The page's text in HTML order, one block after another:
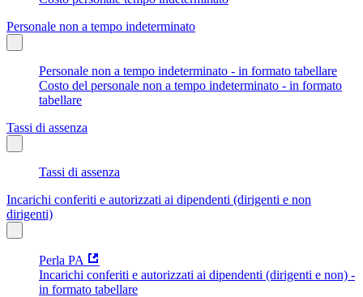
Personale non a tempo indeterminato
Personale non a tempo indeterminato - in formato tabellare
Costo del personale non a tempo indeterminato - in formato
tabellare
Tassi di assenza
Tassi di assenza
Incarichi conferiti e autorizzati ai dipendenti (dirigenti e non
dirigenti)
Perla PA
Incarichi conferiti e autorizzati ai dipendenti (dirigenti e non) -
in formato tabellare